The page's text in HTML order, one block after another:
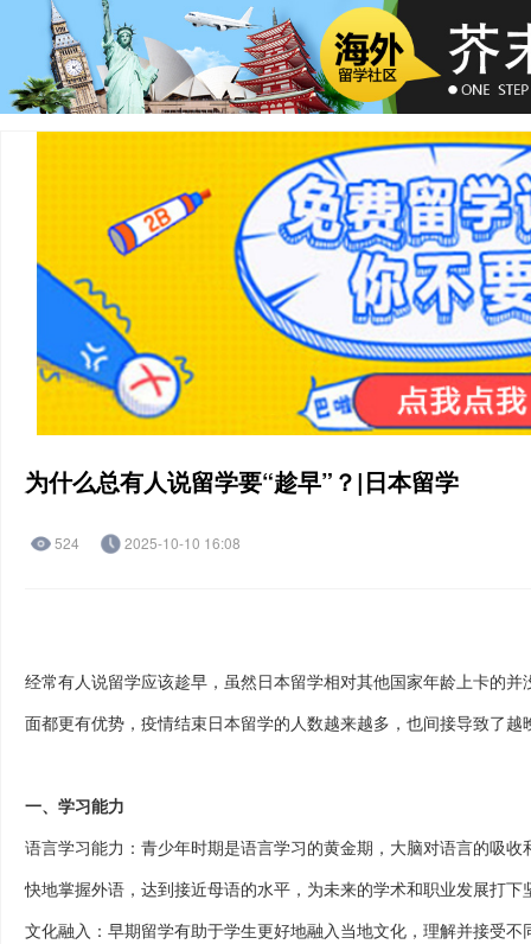
为什么总有人说留学要“趁早”？|日本留学
524 2025-10-10 16:08
经常有人说留学应该趁早，虽然日本留学相对其他国家年龄上卡的
面都更有优势，疫情结束日本留学的人数越来越多，也间接导致了越
一、 学习能力
语言学习能力：青少年时期是语言学习的黄金期，大脑对语言的吸
快地掌握外语，达到接近母语的水平，为未来的学术和职业发展打下
文化融入：早期留学有助于学生更好地融入当地文化，理解并接受